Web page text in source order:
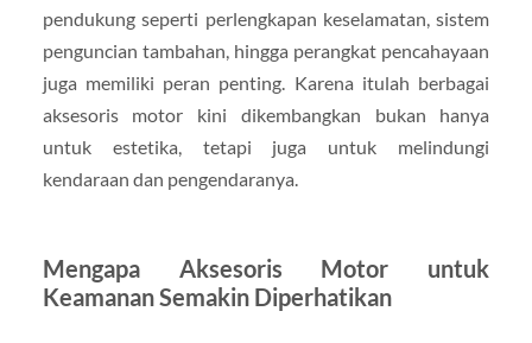
pendukung seperti perlengkapan keselamatan, sistem
penguncian tambahan, hingga perangkat pencahayaan
juga memiliki peran penting. Karena itulah berbagai
aksesoris motor kini dikembangkan bukan hanya
untuk estetika, tetapi juga untuk melindungi
kendaraan dan pengendaranya.
Mengapa Aksesoris Motor untuk
Keamanan Semakin Diperhatikan